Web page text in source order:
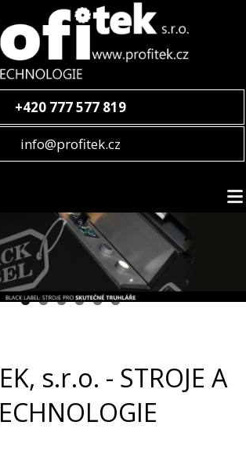
+420 777 577 819
info@profitek.cz
s.r.o. - STROJE A